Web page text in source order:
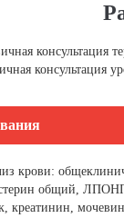
консультация
консультация
крови:
общий,
креатинин,